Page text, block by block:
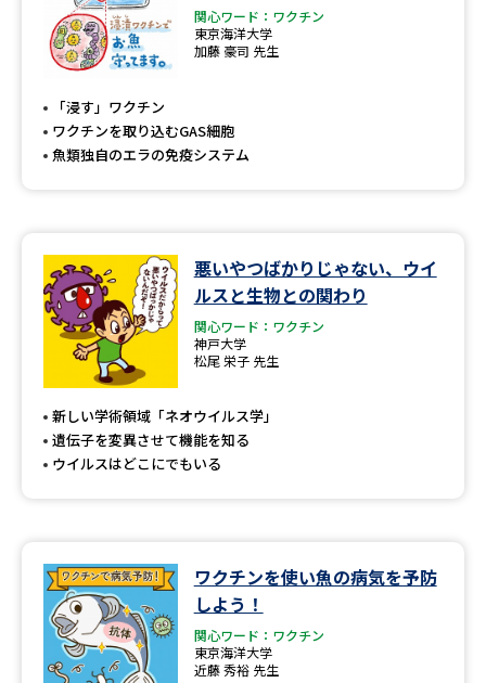
関心ワード：ワクチン
東京海洋大学
加藤 豪司 先生
「浸す」ワクチン
ワクチンを取り込むGAS細胞
魚類独自のエラの免疫システム
悪いやつばかりじゃない、ウイ
ルスと生物との関わり
関心ワード：ワクチン
神戸大学
松尾 栄子 先生
新しい学術領域「ネオウイルス学」
遺伝子を変異させて機能を知る
ウイルスはどこにでもいる
ワクチンを使い魚の病気を予防
しよう！
関心ワード：ワクチン
東京海洋大学
近藤 秀裕 先生